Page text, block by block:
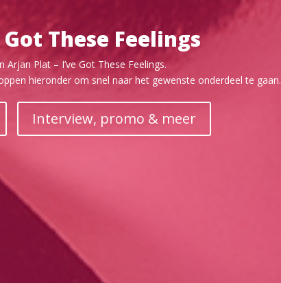
These Feelings
Plat – I’ve Got These Feelings.
hieronder om snel naar het gewenste onderdeel te gaan.
Interview, promo & meer